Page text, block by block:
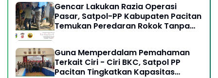
Gencar Lakukan Razia Operasi
Pasar, Satpol-PP Kabupaten Pacitan
Temukan Peredaran Rokok Tanpa
Guna Memperdalam Pemahaman
Terkait Ciri - Ciri BKC, Satpol PP
Pacitan Tingkatkan Kapasitas